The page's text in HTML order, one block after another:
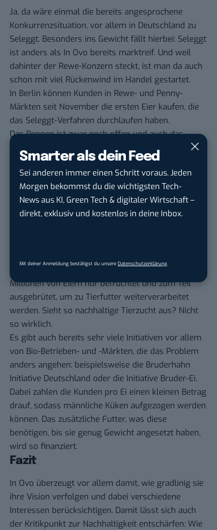
Smarter als dein Feed
Sei anderen immer einen Schritt voraus. Jeden
Morgen bekommst du die wichtigsten Tech-
News aus KI, Green Tech & digitaler Wirtschaft –
direkt, exklusiv und kostenlos in deine Inbox.
Mit deiner Anmeldung bestätigst du unsere Datenschutzerklärung
Ja, da wäre einmal die bereits angesprochene
Konkurrenzsituation, vor allem in Deutschland zu
Seleggt. Besonders ins Gewicht fällt hierbei: Seleggt
ist anders als In Ovo bereits marktreif. Und weil
dahinter der Rewe-Konzern steckt, ist man da auch
schon mit viel Rückenwind im Handel gestartet.
In Berlin können Kunden in Rewe- und Penny-
Märkten seit November die ersten Eier kaufen, die
das Seleggt-Verfahren durchlaufen haben.
Das Rennen ist zwar noch offen und auch das
Seleggt-Verfahren hat sich noch längst nicht in der
Breite der Eierbetriebe durchgesetzt: Die anvisierte
Marktreife von In Ovo 2020 kommt aber so oder so
reichlich spät.
Hinzu kommt, dass In Ovo und seine Mitbewerber
zwar schon irgendwie das Wohl der Tiere erhöhen
Außerdem werden bei dem Verfahren wieder
Millionen von Eiern nur befruchtet und zum Teil
ausgebrütet, um zu Tierfutter weiterverarbeitet
werden. Sieht so nachhaltige Tierzucht aus? Nicht
so wirklich.
Es gibt auch bereits sehr viele Initiativen vor allem
von Bio-Betrieben- und -Märkten, die das Problem
anders angehen: beispielsweise die Bruderhahn
Initiative Deutschland oder die Initiative Bruder-Ei.
Dabei zahlen die Kunden pro Ei einen kleinen Betrag
drauf, sodass männliche Küken aufgezogen werden
können. Das zusätzliche Futter, was diese
benötigen, bis sie genug Gewicht angesetzt haben,
wird so finanziert.
Fazit
In Ovo überzeugt vor allem damit, wie gradlinig sie
ihre Vision verfolgen und dabei verschiedene
Interessen berücksichtigen. Damit lässt sich auch
der Kritikpunkt zur Nachhaltigkeit entschärfen: Wie